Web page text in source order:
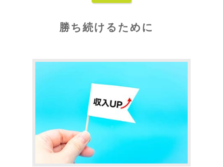
勝ち続けるために